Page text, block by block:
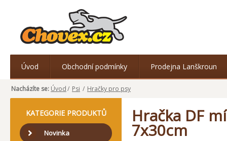
Úvod Obchodní podmínky Prodejna Lanškroun
Nacházíte se: Úvod/ Psi / Hračky pro psy
KATEGORIE PRODUKTŮ
Novinka
Hračka DF
7x30cm